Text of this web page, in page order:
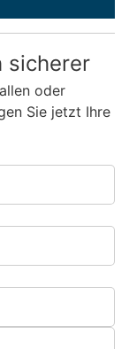
sicherer
oder
Sie jetzt Ihre